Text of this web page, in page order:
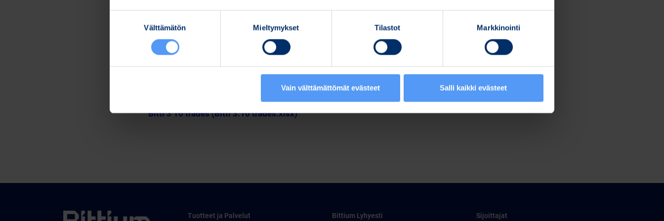
Välttämätön Mieltymykset Tilastot Markkinointi
Vain välttämättömät evästeet Salli kaikki evästeet
Lisätietoja:
Puh. 040 344 5258
Bitti 3 10 trades (Bitti 3.10 trades.xlsx)
Tuotteet ja Palvelut Bittium Lyhyesti Sijoittajat